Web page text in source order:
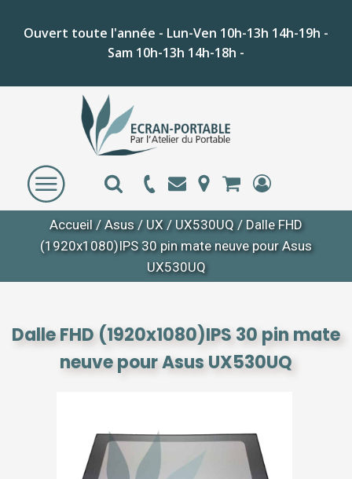
Ouvert toute l'année - Lun-Ven 10h-13h 14h-19h -
Sam 10h-13h 14h-18h -
Accueil/ Asus/ UX / UX530UQ/ Dalle FHD
(1920x1080)IPS 30 pin mate neuve pour Asus
UX530UQ
Dalle FHD (1920x1080)IPS 30 pin mate
neuve pour Asus UX530UQ